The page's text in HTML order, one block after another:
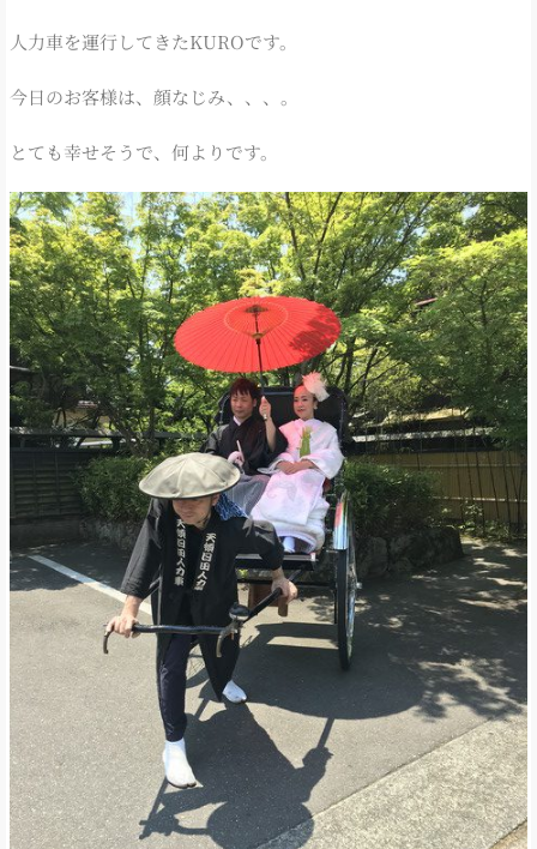
人力車を運行してきたKUROです。
今日のお客様は、顔なじみ、、、。
とても幸せそうで、何よりです。